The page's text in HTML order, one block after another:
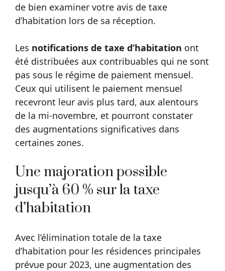
de bien examiner votre avis de taxe
d’habitation lors de sa réception.
Les notifications de taxe d’habitation ont
été distribuées aux contribuables qui ne sont
pas sous le régime de paiement mensuel.
Ceux qui utilisent le paiement mensuel
recevront leur avis plus tard, aux alentours
de la mi-novembre, et pourront constater
des augmentations significatives dans
certaines zones.
Une majoration possible
jusqu’à 60 % sur la taxe
d’habitation
Avec l’élimination totale de la taxe
d’habitation pour les résidences principales
prévue pour 2023, une augmentation des